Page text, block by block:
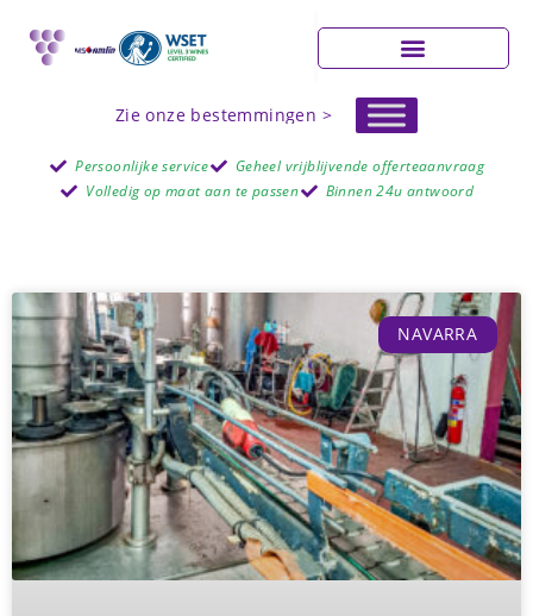
Zie onze bestemmingen >
Persoonlijke service
Geheel vrijblijvende offerteaanvraag
Volledig op maat aan te passen
Binnen 24u antwoord
NAVARRA